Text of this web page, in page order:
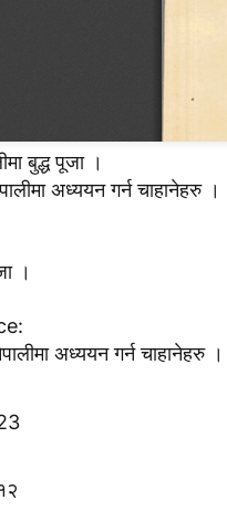
बुद्ध पूजा ।
अध्ययन गर्न चाहानेहरु ।
।
अध्ययन गर्न चाहानेहरु ।